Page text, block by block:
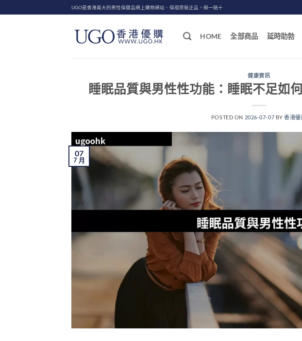
to
UGO是香港最大的男性保健品網上購物網站、保證原裝正品，假一賠十
HOME 全部商品 延時助勃
健康資訊
睡眠品質與男性性功能：睡眠不足如
POSTED ON 2026-07-07 BY香港優
07
7 月